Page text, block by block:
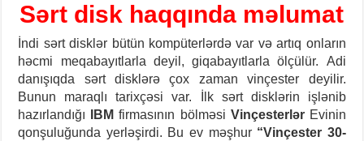
Sərt disk haqqında məlumat
İndi sərt disklər bütün kompüterlərdə var və artıq onların
həcmi meqabayıtlarla deyil, giqabayıtlarla ölçülür. Adi
danışıqda sərt disklərə çox zaman vinçester deyilir.
Bunun maraqlı tarixçəsi var.
İlk sərt disklərin işlənib
hazırlandığı
IBM firmasının bölməsi VinçesterlərEvinin
qonşuluğunda yerləşirdi. Bu ev məşhur “Vinçester 30-